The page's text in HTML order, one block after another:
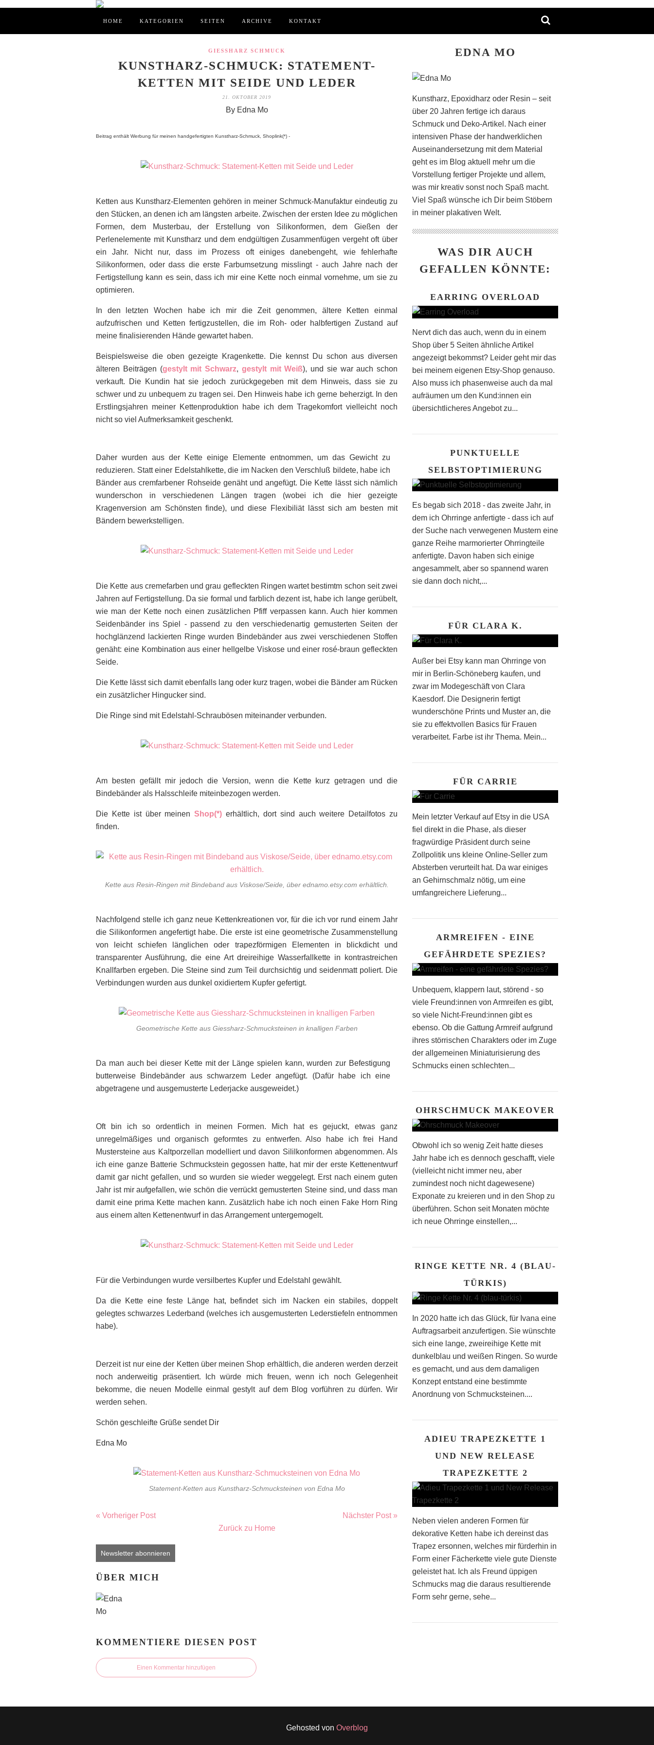
HOME KATEGORIEN SEITEN ARCHIVE KONTAKT
GIESSHARZ SCHMUCK
KUNSTHARZ-SCHMUCK: STATEMENT-
KETTEN MIT SEIDE UND LEDER
21. OKTOBER 2019
By Edna Mo
Beitrag enthält Werbung für meinen handgefertigten Kunstharz-Schmuck, Shoplink(*) -
Ketten aus Kunstharz-Elementen gehören in meiner Schmuck-Manufaktur eindeutig zu
den Stücken, an denen ich am längsten arbeite. Zwischen der ersten Idee zu möglichen
Formen, dem Musterbau, der Erstellung von Silikonformen, dem Gießen der
Perlenelemente mit Kunstharz und dem endgültigen Zusammenfügen vergeht oft über
ein Jahr. Nicht nur, dass im Prozess oft einiges danebengeht, wie fehlerhafte
Silikonformen, oder dass die erste Farbumsetzung misslingt - auch Jahre nach der
Fertigstellung kann es sein, dass ich mir eine Kette noch einmal vornehme, um sie zu
optimieren.
In den letzten Wochen habe ich mir die Zeit genommen, ältere Ketten einmal
aufzufrischen und Ketten fertigzustellen, die im Roh- oder halbfertigen Zustand auf
meine finalisierenden Hände gewartet haben.
Beispielsweise die oben gezeigte Kragenkette. Die kennst Du schon aus diversen
älteren Beiträgen (gestylt mit Schwarz, gestylt mit Weiß), und sie war auch schon
verkauft. Die Kundin hat sie jedoch zurückgegeben mit dem Hinweis, dass sie zu
schwer und zu unbequem zu tragen sei. Den Hinweis habe ich gerne beherzigt. In den
Erstlingsjahren meiner Kettenproduktion habe ich dem Tragekomfort vielleicht noch
nicht so viel Aufmerksamkeit geschenkt.
Daher wurden aus der Kette einige Elemente entnommen, um das Gewicht zu
reduzieren. Statt einer Edelstahlkette, die im Nacken den Verschluß bildete, habe ich
Bänder aus cremfarbener Rohseide genäht und angefügt. Die Kette lässt sich nämlich
wunderschon in verschiedenen Längen tragen (wobei ich die hier gezeigte
Kragenversion am Schönsten finde), und diese Flexibiliät lässt sich am besten mit
Bändern bewerkstelligen.
Die Kette aus cremefarben und grau gefleckten Ringen wartet bestimtm schon seit zwei
Jahren auf Fertigstellung. Da sie formal und farblich dezent ist, habe ich lange gerübelt,
wie man der Kette noch einen zusätzlichen Pfiff verpassen kann. Auch hier kommen
Seidenbänder ins Spiel - passend zu den verschiedenartig gemusterten Seiten der
hochglänzend lackierten Ringe wurden Bindebänder aus zwei verschiedenen Stoffen
genäht: eine Kombination aus einer hellgelbe Viskose und einer rosé-braun gefleckten
Seide.
Die Kette lässt sich damit ebenfalls lang oder kurz tragen, wobei die Bänder am Rücken
ein zusätzlicher Hingucker sind.
Die Ringe sind mit Edelstahl-Schraubösen miteinander verbunden.
Am besten gefällt mir jedoch die Version, wenn die Kette kurz getragen und die
Bindebänder als Halsschleife miteinbezogen werden.
Die Kette ist über meinenShop(*) erhältlich, dort sind auch weitere Detailfotos zu
finden.
Kette aus Resin-Ringen mit Bindeband aus Viskose/Seide, über ednamo.etsy.com erhältlich.
Nachfolgend stelle ich ganz neue Kettenkreationen vor, für die ich vor rund einem Jahr
die Silikonformen angefertigt habe. Die erste ist eine geometrische Zusammenstellung
von leicht schiefen länglichen oder trapezförmigen Elementen in blickdicht und
transparenter Ausführung, die eine Art dreireihige Wasserfallkette in kontrastreichen
Knallfarben ergeben. Die Steine sind zum Teil durchsichtig und seidenmatt poliert. Die
Verbindungen wurden aus dunkel oxidiertem Kupfer gefertigt.
Geometrische Kette aus Giessharz-Schmucksteinen in knalligen Farben
Da man auch bei dieser Kette mit der Länge spielen kann, wurden zur Befestigung
butterweise Bindebänder aus schwarzem Leder angefügt. (Dafür habe ich eine
abgetragene und ausgemusterte Lederjacke ausgeweidet.)
Oft bin ich so ordentlich in meinen Formen. Mich hat es gejuckt, etwas ganz
unregelmäßiges und organisch geformtes zu entwerfen. Also habe ich frei Hand
Mustersteine aus Kaltporzellan modelliert und davon Sililkonformen abgenommen. Als
ich eine ganze Batterie Schmuckstein gegossen hatte, hat mir der erste Kettenentwurf
damit gar nicht gefallen, und so wurden sie wieder weggelegt. Erst nach einem guten
Jahr ist mir aufgefallen, wie schön die verrückt gemusterten Steine sind, und dass man
damit eine prima Kette machen kann. Zusätzlich habe ich noch einen Fake Horn Ring
aus einem alten Kettenentwurf in das Arrangement untergemogelt.
Für die Verbindungen wurde versilbertes Kupfer und Edelstahl gewählt.
Da die Kette eine feste Länge hat, befindet sich im Nacken ein stabiles, doppelt
gelegtes schwarzes Lederband (welches ich ausgemusterten Lederstiefeln entnommen
habe).
Derzeit ist nur eine der Ketten über meinen Shop erhältlich, die anderen werden derzeit
noch anderweitig präsentiert. Ich würde mich freuen, wenn ich noch Gelegenheit
bekomme, die neuen Modelle einmal gestylt auf dem Blog vorführen zu dürfen. Wir
werden sehen.
Schön geschleifte Grüße sendet Dir
Edna Mo
Statement-Ketten aus Kunstharz-Schmucksteinen von Edna Mo
« Vorheriger Post
Nächster Post »
Zurück zu Home
Newsletter abonnieren
ÜBER MICH
KOMMENTIERE DIESEN POST
Einen Kommentar hinzufügen
EDNA MO
Kunstharz, Epoxidharz oder Resin – seit
über 20 Jahren fertige ich daraus
Schmuck und Deko-Artikel. Nach einer
intensiven Phase der handwerklichen
Auseinandersetzung mit dem Material
geht es im Blog aktuell mehr um die
Vorstellung fertiger Projekte und allem,
was mir kreativ sonst noch Spaß macht.
Viel Spaß wünsche ich Dir beim Stöbern
in meiner plakativen Welt.
WAS DIR AUCH
GEFALLEN KÖNNTE:
EARRING OVERLOAD
Nervt dich das auch, wenn du in einem
Shop über 5 Seiten ähnliche Artikel
angezeigt bekommst? Leider geht mir das
bei meinem eigenen Etsy-Shop genauso.
Also muss ich phasenweise auch da mal
aufräumen um den Kund:innen ein
übersichtlicheres Angebot zu...
PUNKTUELLE
SELBSTOPTIMIERUNG
Es begab sich 2018 - das zweite Jahr, in
dem ich Ohrringe anfertigte - dass ich auf
der Suche nach verwegenen Mustern eine
ganze Reihe marmorierter Ohrringteile
anfertigte. Davon haben sich einige
angesammelt, aber so spannend waren
sie dann doch nicht,...
FÜR CLARA K.
Außer bei Etsy kann man Ohrringe von
mir in Berlin-Schöneberg kaufen, und
zwar im Modegeschäft von Clara
Kaesdorf. Die Designerin fertigt
wunderschöne Prints und Muster an, die
sie zu effektvollen Basics für Frauen
verarbeitet. Farbe ist ihr Thema. Mein...
FÜR CARRIE
Mein letzter Verkauf auf Etsy in die USA
fiel direkt in die Phase, als dieser
fragwürdige Präsident durch seine
Zollpolitik uns kleine Online-Seller zum
Absterben verurteilt hat. Da war einiges
an Gehirnschmalz nötig, um eine
umfangreichere Lieferung...
ARMREIFEN - EINE
GEFÄHRDETE SPEZIES?
Unbequem, klappern laut, störend - so
viele Freund:innen von Armreifen es gibt,
so viele Nicht-Freund:innen gibt es
ebenso. Ob die Gattung Armreif aufgrund
ihres störrischen Charakters oder im Zuge
der allgemeinen Miniaturisierung des
Schmucks einen schlechten...
OHRSCHMUCK MAKEOVER
Obwohl ich so wenig Zeit hatte dieses
Jahr habe ich es dennoch geschafft, viele
(vielleicht nicht immer neu, aber
zumindest noch nicht dagewesene)
Exponate zu kreieren und in den Shop zu
überführen. Schon seit Monaten möchte
ich neue Ohrringe einstellen,...
RINGE KETTE NR. 4 (BLAU-
TÜRKIS)
In 2020 hatte ich das Glück, für Ivana eine
Auftragsarbeit anzufertigen. Sie wünschte
sich eine lange, zweireihige Kette mit
dunkelblau und weißen Ringen. So wurde
es gemacht, und aus dem damaligen
Konzept entstand eine bestimmte
Anordnung von Schmucksteinen....
ADIEU TRAPEZKETTE 1
UND NEW RELEASE
TRAPEZKETTE 2
Neben vielen anderen Formen für
dekorative Ketten habe ich dereinst das
Trapez ersonnen, welches mir fürderhin in
Form einer Fächerkette viele gute Dienste
geleistet hat. Ich als Freund üppigen
Schmucks mag die daraus resultierende
Form sehr gerne, sehe...
Gehosted von Overblog